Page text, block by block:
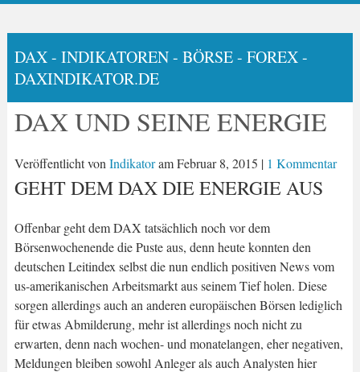
DAX - INDIKATOREN - BÖRSE - FOREX -
DAXINDIKATOR.DE
DAX UND SEINE ENERGIE
Veröffentlicht von IndikatoramFebruar 8, 2015 | 1 Kommentar
GEHT DEM DAX DIE ENERGIE AUS
Offenbar geht dem DAX tatsächlich noch vor dem
Börsenwochenende die Puste aus, denn heute konnten den
deutschen Leitindex selbst die nun endlich positiven News vom
us-amerikanischen Arbeitsmarkt aus seinem Tief holen. Diese
sorgen allerdings auch an anderen europäischen Börsen lediglich
für etwas Abmilderung, mehr ist allerdings noch nicht zu
erwarten, denn nach wochen- und monatelangen, eher negativen,
Meldungen bleiben sowohl Anleger als auch Analysten hier